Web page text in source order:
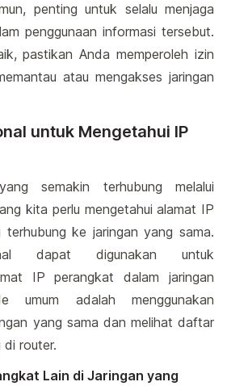
penting untuk selalu menjaga
penggunaan informasi tersebut.
pastikan Anda memperoleh izin
atau mengakses jaringan
untuk Mengetahui IP
semakin terhubung melalui
kita perlu mengetahui alamat IP
ke jaringan yang sama.
dapat digunakan untuk
IP perangkat dalam jaringan
umum adalah menggunakan
yang sama dan melihat daftar
router.
Lain di Jaringan yang